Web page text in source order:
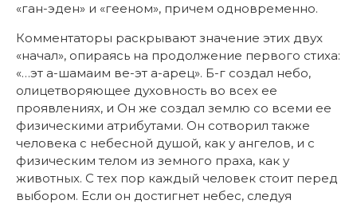
«ган-эден» и «гееном», причем одновременно.
Комментаторы раскрывают значение этих двух
«начал», опираясь на продолжение первого стиха:
«…эт а-шамаим ве-эт а-арец». Б-г создал небо,
олицетворяющее духовность во всех ее
проявлениях, и Он же создал землю со всеми ее
физическими атрибутами. Он сотворил также
человека с небесной душой, как у ангелов, и с
физическим телом из земного праха, как у
животных. С тех пор каждый человек стоит перед
выбором. Если он достигнет небес, следуя